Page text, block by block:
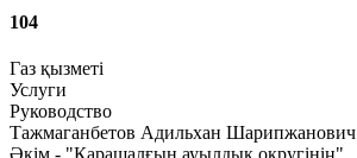
104
Газ қызметі
Услуги
Руководство
Тажмаганбетов Адильхан Шарипжанович